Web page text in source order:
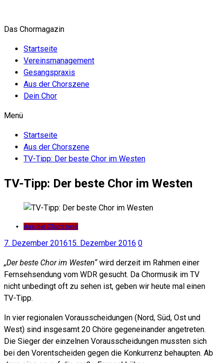
springen
Das Chormagazin
Startseite
Vereinsmanagement
Gesangspraxis
Aus der Chorszene
Dein Chor
Menü
Startseite
Aus der Chorszene
TV-Tipp: Der beste Chor im Westen
TV-Tipp: Der beste Chor im Westen
Aus der Chorszene
7. Dezember 201615. Dezember 2016 0
„Der beste Chor im Westen“wird derzeit im Rahmen einer
Fernsehsendung vom WDR gesucht. Da Chormusik im TV
nicht unbedingt oft zu sehen ist, geben wir heute mal einen
TV-Tipp.
In vier regionalen Vorausscheidungen (Nord, Süd, Ost und
West) sind insgesamt 20 Chöre gegeneinander angetreten.
Die Sieger der einzelnen Vorausscheidungen mussten sich
bei den Vorentscheiden gegen die Konkurrenz behaupten. Ab